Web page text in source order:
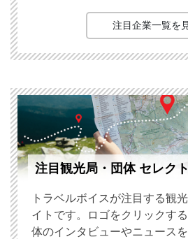
注目企業一覧を
注目観光局・団体 セレクト
トラベルボイスが注目する観
イトです。ロゴをクリックす
体のインタビューやニュース